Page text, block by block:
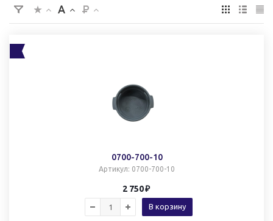
0700-700-10
Артикул: 0700-700-10
2 750
В корзину